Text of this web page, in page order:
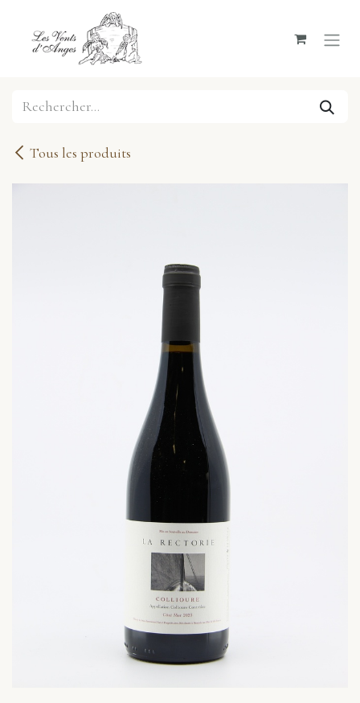
Se rendre au contenu
Tous les produits